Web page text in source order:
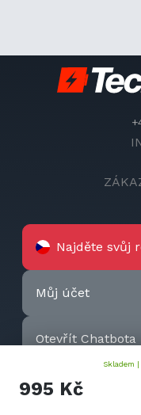
Skladem |
995 Kč
Najděte svůj
Můj účet
Otevřít Chatbota
Kontaktujte nás